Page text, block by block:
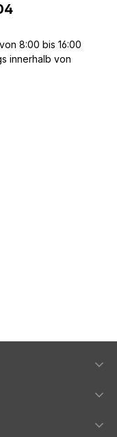
8:00 bis 16:00
innerhalb von